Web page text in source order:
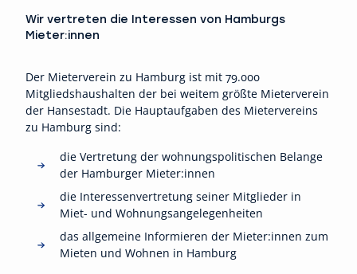
Wir vertreten die Interessen von Hamburgs
Mieter:innen
Der Mieterverein zu Hamburg ist mit 79.000
Mitgliedshaushalten der bei weitem größte Mieterverein
der Hansestadt. Die Hauptaufgaben des Mietervereins
zu Hamburg sind:
die Vertretung der wohnungspolitischen Belange
der Hamburger Mieter:innen
die Interessenvertretung seiner Mitglieder in
Miet- und Wohnungsangelegenheiten
das allgemeine Informieren der Mieter:innen zum
Mieten und Wohnen in Hamburg